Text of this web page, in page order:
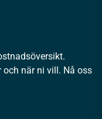
och när ni vill. Nå oss